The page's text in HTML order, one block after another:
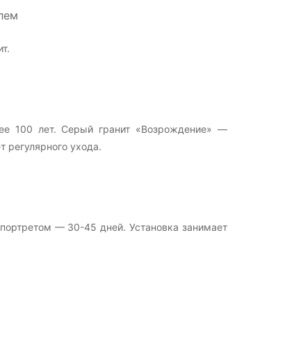
100 лет. Серый гранит «Возрождение» —
ухода.
— 30-45 дней. Установка занимает